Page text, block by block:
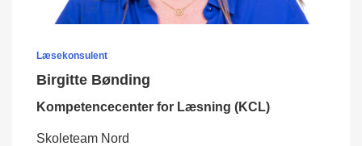
Læsekonsulent
Birgitte Bønding
Kompetencecenter for Læsning (KCL)
Skoleteam Nord